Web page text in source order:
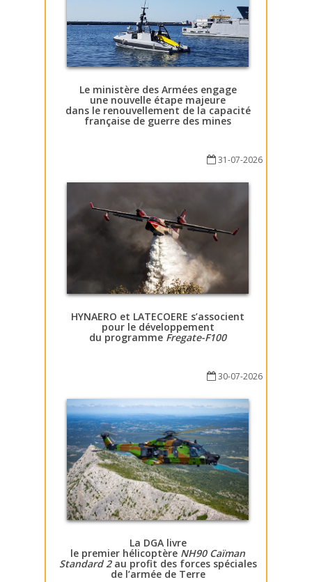
Le ministère des Armées engage
une nouvelle étape majeure
dans le renouvellement de la capacité
française de guerre des mines
31-07-2026
HYNAERO et LATECOERE s’associent
pour le développement
du programme Fregate-F100
30-07-2026
La DGA livre
le premier hélicoptère NH90 Caïman
Standard 2au profit des forces spéciales
de l’armée de Terre